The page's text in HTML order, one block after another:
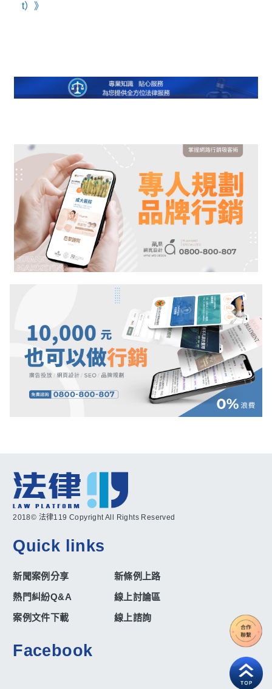
t）》
2018© 法律119 Copyright All Rights Reserved
Quick links
新聞案例分享
新條例上路
熱門糾紛Q&A
線上討論區
案例文件下載
線上諮詢
Facebook